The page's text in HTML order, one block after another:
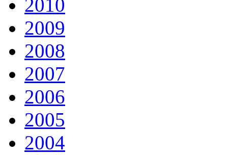
2010
2009
2008
2007
2006
2005
2004